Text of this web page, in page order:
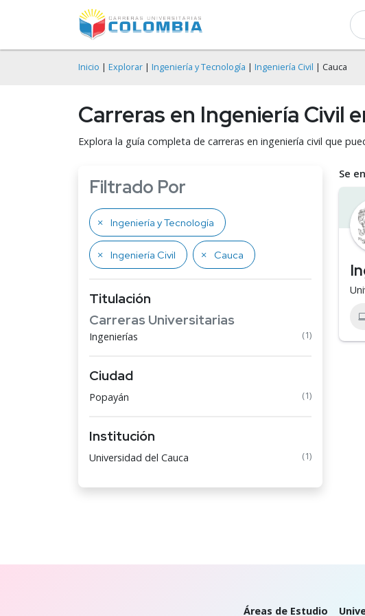
Inicio | Explorar | Ingeniería y Tecnología | Ingeniería Civil | Cauca
Carreras en Ingeniería Civil
Explora la guía completa de carreras en ingeniería civil que
Filtrado Por
Ingeniería y Tecnología
Ingeniería Civil Cauca
Titulación
Carreras Universitarias
Ingenierías (1)
Ciudad
Popayán (1)
Institución
Universidad del Cauca (1)
Se
Áreas de Estudio